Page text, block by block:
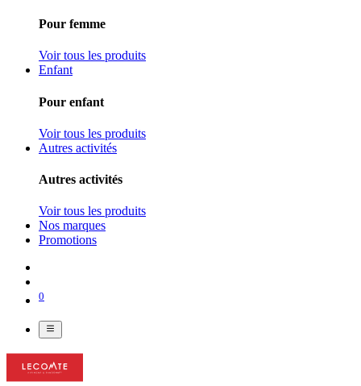
Pour femme
Voir tous les produits
Enfant
Pour enfant
Voir tous les produits
Autres activités
Autres activités
Voir tous les produits
Nos marques
Promotions
0